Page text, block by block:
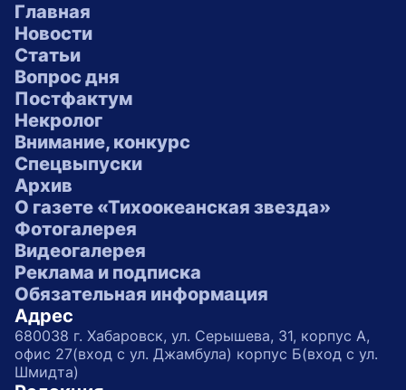
Главная
Новости
Статьи
Вопрос дня
Постфактум
Некролог
Внимание, конкурс
Спецвыпуски
Архив
О газете «Тихоокеанская звезда»
Фотогалерея
Видеогалерея
Реклама и подписка
Обязательная информация
Адрес
680038 г. Хабаровск, ул. Серышева, 31, корпус А,
офис 27(вход с ул. Джамбула) корпус Б(вход с ул.
Шмидта)